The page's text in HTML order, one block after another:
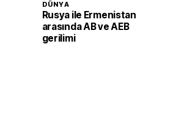
DÜNYA
Rusya ile Ermenistan
arasında AB ve AEB
gerilimi